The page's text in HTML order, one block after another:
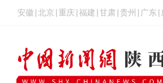
安徽 北京 重庆 福建 甘肃 贵州 广东